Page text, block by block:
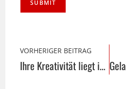
VORHERIGER BEITRAG
Ihre Kreativität liegt im Wasser